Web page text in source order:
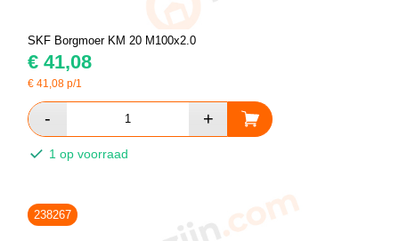
SKF Borgmoer KM 20 M100x2.0
€ 41,08
€41,08 p/1
1 op voorraad
238267